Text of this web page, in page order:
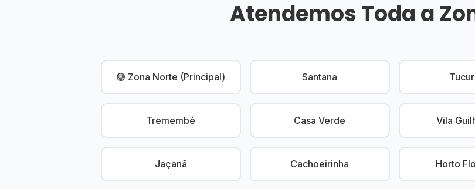
Atendemos Toda a
🟢 Zona Norte (Principal) Santana
Tremembé Casa Verde Vila
Jaçanã Cachoeirinha Horto